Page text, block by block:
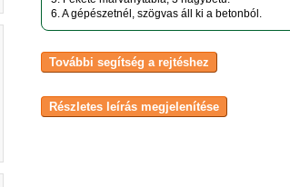
6. A gépészetnél, szögvas áll ki a betonból.